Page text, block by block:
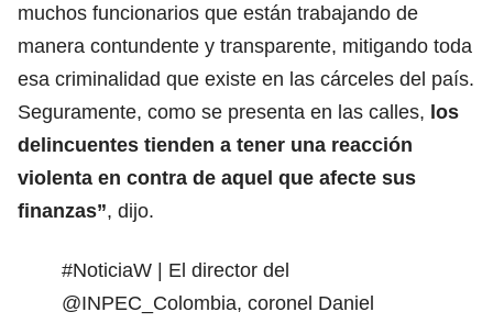
muchos funcionarios que están trabajando de
manera contundente y transparente, mitigando toda
esa criminalidad que existe en las cárceles del país.
Seguramente, como se presenta en las calles, los
delincuentes tienden a tener una reacción
violenta en contra de aquel que afecte sus
finanzas”, dijo.
#NoticiaW | El director del
@INPEC_Colombia, coronel Daniel